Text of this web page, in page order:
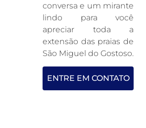
conversa e um mirante
lindo para você
apreciar toda a
extensão das praias de
São Miguel do Gostoso.
ENTRE EM CONTATO